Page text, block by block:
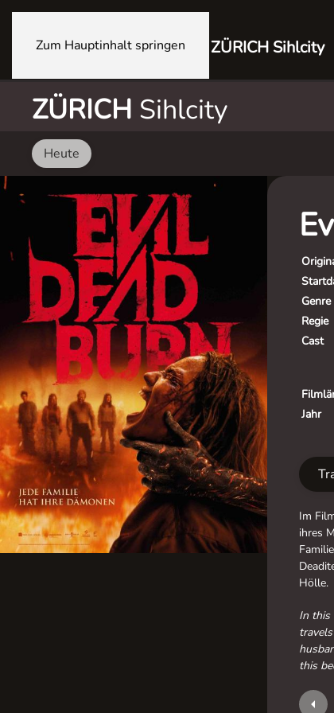
Zum Hauptinhalt springen ZÜRICH Sihlcity
ZÜRICH Sihlcity
Heute
Genre
Regie
Cast
Jahr
Im
ihres
Hölle.
In this
this